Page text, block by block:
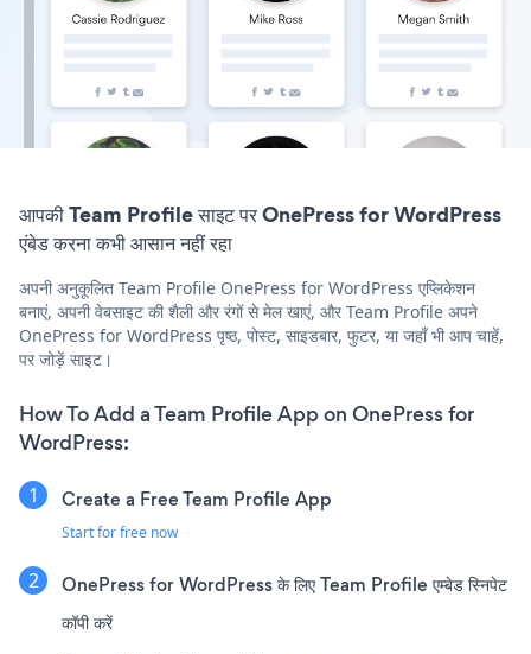
आपकी Team Profile साइट पर OnePress for WordPress
एंबेड करना कभी आसान नहीं रहा
अपनी अनुकूलित Team Profile OnePress for WordPress एप्लिकेशन
बनाएं, अपनी वेबसाइट की शैली और रंगों से मेल खाएं, और Team Profile अपने
OnePress for WordPress पृष्ठ, पोस्ट, साइडबार, फुटर, या जहाँ भी आप चाहें,
पर जोड़ें साइट।
How To Add a Team Profile App on OnePress for
WordPress:
Create a Free Team Profile App
Start for free now
OnePress for WordPress के लिए Team Profile एम्बेड स्निपेट
कॉपी करें